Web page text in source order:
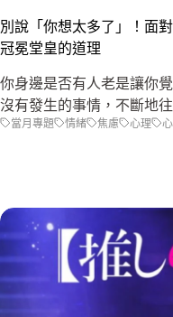
別說「你想太多了」！面
冠冕堂皇的道理
你身邊是否有人老是讓你
沒有發生的事情，不斷地
當月專題 情緒 焦慮 心理